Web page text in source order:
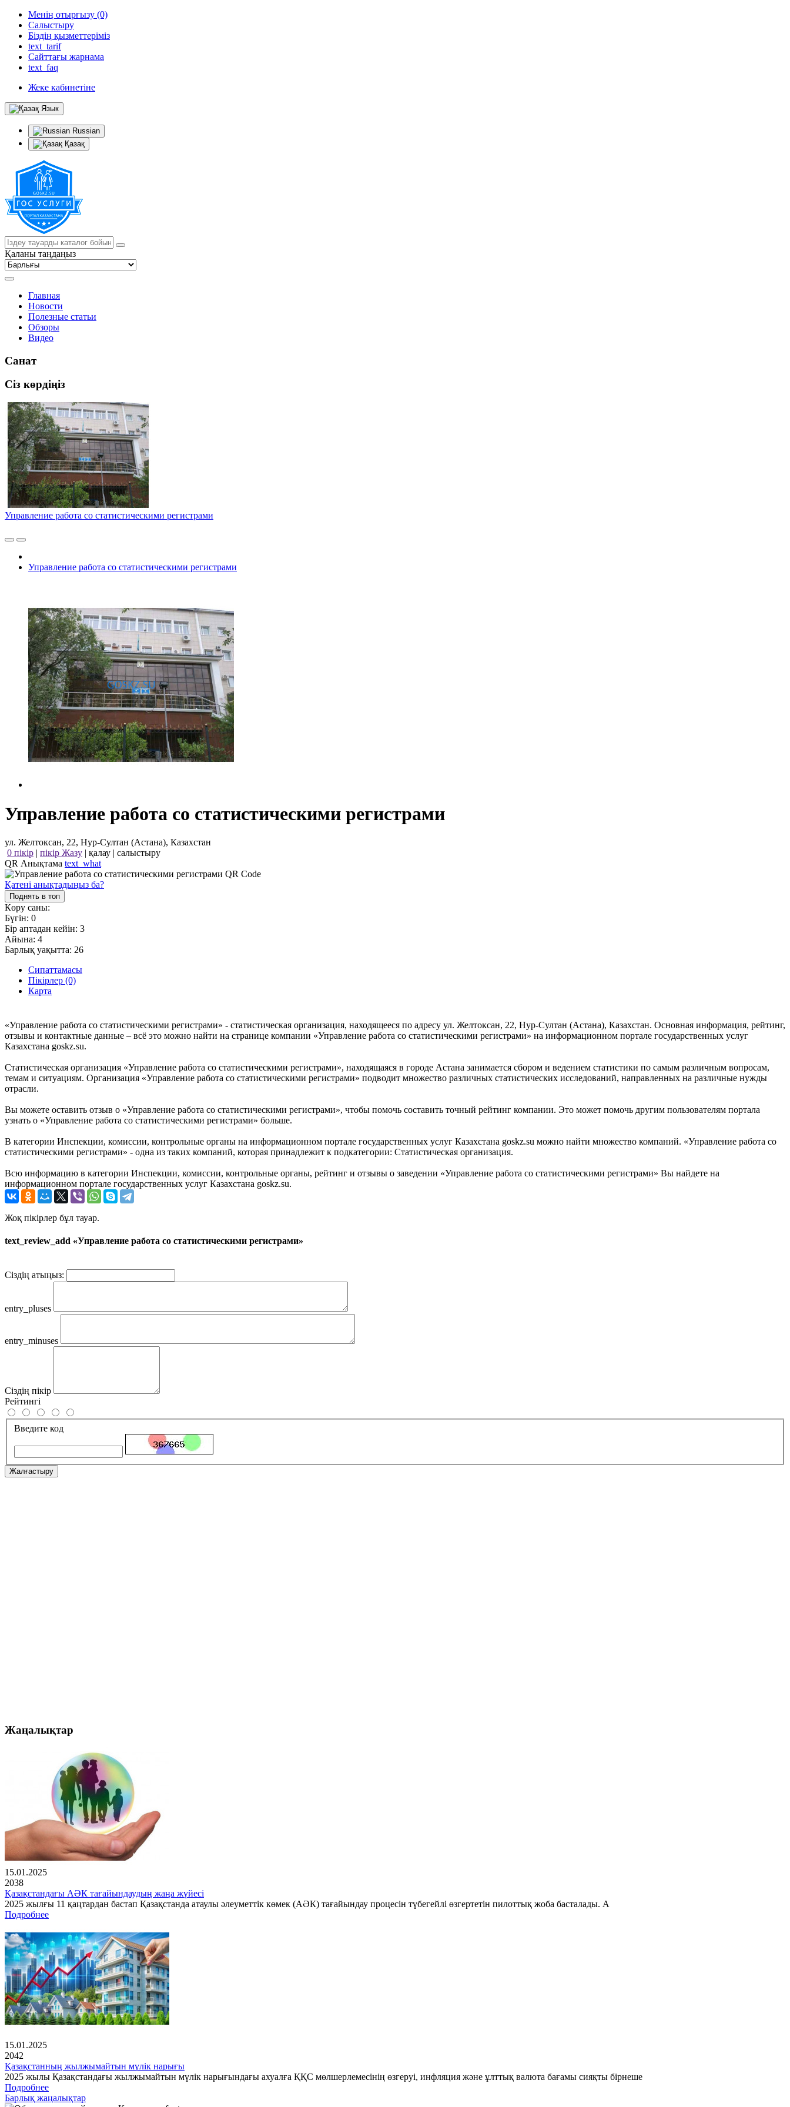
Менің отырғызу (0)
Салыстыру
Біздің қызметтеріміз
text_tarif
Сайттағы жарнама
text_faq
Жеке кабинетіне
Язык
Russian
Қазақ
Қаланы таңдаңыз
Главная
Новости
Полезные статьи
Обзоры
Видео
Санат
Сіз көрдіңіз
Управление работа со статистическими регистрами
Управление работа со статистическими регистрами
Управление работа со статистическими регистрами
ул. Желтоксан, 22, Нур-Султан (Астана), Казахстан
0 пікір | пікір Жазу | қалау | салыстыру
QR Анықтама text_what
Қатені анықтадыңыз ба?
Поднять в топ
Көру саны:
Бүгін: 0
Бір аптадан кейін: 3
Айына: 4
Барлық уақытта: 26
Сипаттамасы
Пікірлер (0)
Карта
«Управление работа со статистическими регистрами» - статистическая организация, находящееся по адресу ул. Желтоксан, 22, Нур-Султан (Астана), Казахстан. Основная информация, рейтинг,
отзывы и контактные данные – всё это можно найти на странице компании «Управление работа со статистическими регистрами» на информационном портале государственных услуг
Казахстана goskz.su.
Статистическая организация «Управление работа со статистическими регистрами», находящаяся в городе Астана занимается сбором и ведением статистики по самым различным вопросам,
темам и ситуациям. Организация «Управление работа со статистическими регистрами» подводит множество различных статистических исследований, направленных на различные нужды
отрасли.
Вы можете оставить отзыв о «Управление работа со статистическими регистрами», чтобы помочь составить точный рейтинг компании. Это может помочь другим пользователям портала
узнать о «Управление работа со статистическими регистрами» больше.
В категории Инспекции, комиссии, контрольные органы на информационном портале государственных услуг Казахстана goskz.su можно найти множество компаний. «Управление работа со
статистическими регистрами» - одна из таких компаний, которая принадлежит к подкатегории: Статистическая организация.
Всю информацию в категории Инспекции, комиссии, контрольные органы, рейтинг и отзывы о заведении «Управление работа со статистическими регистрами» Вы найдете на
информационном портале государственных услуг Казахстана goskz.su.
Жоқ пікірлер бұл тауар.
text_review_add «Управление работа со статистическими регистрами»
Сіздің атыңыз:
entry_pluses
entry_minuses
Сіздің пікір
Рейтингі
Введите код
Жалғастыру
Жаңалықтар
15.01.2025
2038
Қазақстандағы АӘК тағайындаудың жаңа жүйесі
2025 жылғы 11 қаңтардан бастап Қазақстанда атаулы әлеуметтік көмек (АӘК) тағайындау процесін түбегейлі өзгертетін пилоттық жоба басталады. А
Подробнее
15.01.2025
2042
Қазақстанның жылжымайтын мүлік нарығы
2025 жылы Қазақстандағы жылжымайтын мүлік нарығындағы ахуалға ҚҚС мөлшерлемесінің өзгеруі, инфляция және ұлттық валюта бағамы сияқты бірнеше
Подробнее
Барлық жаңалықтар